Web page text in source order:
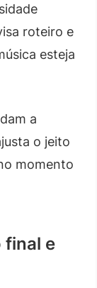
roteiro e
esteja
a
o jeito
momento
final e